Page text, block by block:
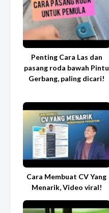
Penting Cara Las dan
pasang roda bawah Pintu
Gerbang, paling dicari!
Cara Membuat CV Yang
Menarik, Video viral!